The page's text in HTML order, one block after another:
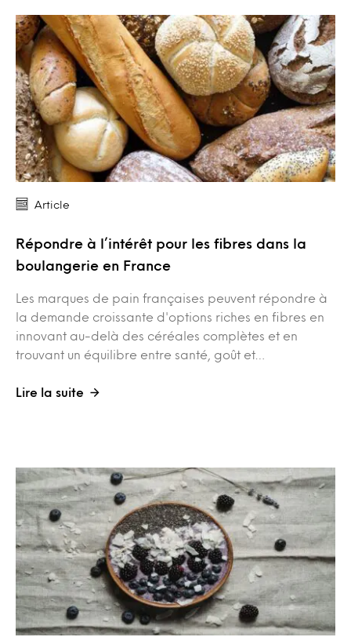
Article
Répondre à l’intérêt pour les fibres dans la
boulangerie en France
Les marques de pain françaises peuvent répondre à
la demande croissante d'options riches en fibres en
innovant au-delà des céréales complètes et en
trouvant un équilibre entre santé, goût et…
Lire la suite